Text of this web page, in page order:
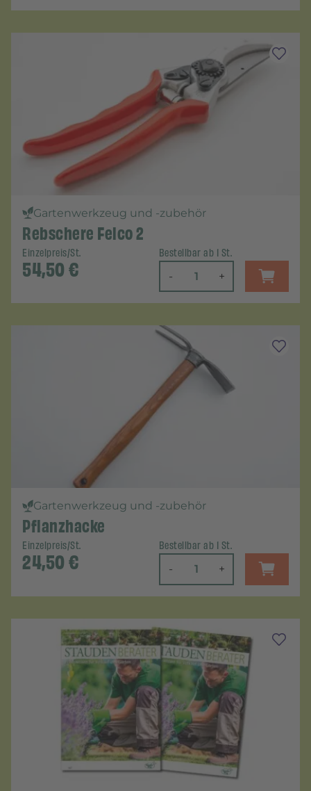
Gartenwerkzeug und -zubehör
Rebschere Felco 2
Einzelpreis/St.
54,50€
Bestellbar ab 1 St.
- +
Gartenwerkzeug und -zubehör
Pflanzhacke
Einzelpreis/St.
24,50€
Bestellbar ab 1 St.
- +